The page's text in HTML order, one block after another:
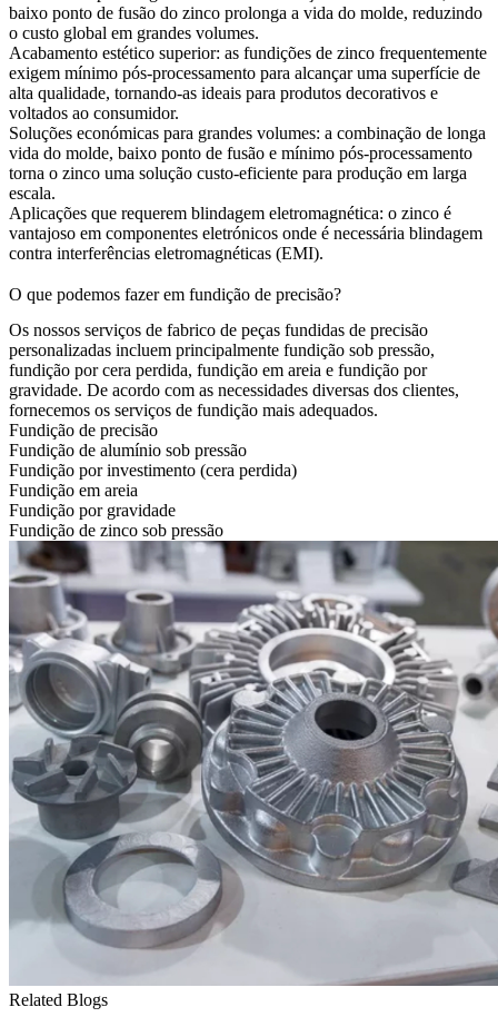
baixo ponto de fusão do zinco prolonga a vida do molde, reduzindo
o custo global em grandes volumes.
Acabamento estético superior: as fundições de zinco frequentemente
exigem mínimo pós-processamento para alcançar uma superfície de
alta qualidade, tornando-as ideais para produtos decorativos e
voltados ao consumidor.
Soluções económicas para grandes volumes: a combinação de longa
vida do molde, baixo ponto de fusão e mínimo pós-processamento
torna o zinco uma solução custo-eficiente para produção em larga
escala.
Aplicações que requerem blindagem eletromagnética: o zinco é
vantajoso em componentes eletrónicos onde é necessária blindagem
contra interferências eletromagnéticas (EMI).
O que podemos fazer em fundição de precisão?
Os nossos serviços de fabrico de peças fundidas de precisão
personalizadas incluem principalmente fundição sob pressão,
fundição por cera perdida, fundição em areia e fundição por
gravidade. De acordo com as necessidades diversas dos clientes,
fornecemos os serviços de fundição mais adequados.
Fundição de precisão
Fundição de alumínio sob pressão
Fundição por investimento (cera perdida)
Fundição em areia
Fundição por gravidade
Fundição de zinco sob pressão
Related Blogs